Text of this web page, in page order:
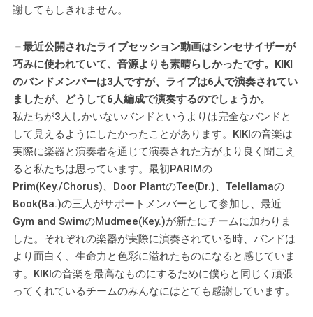
謝してもしきれません。
－最近公開されたライブセッション動画はシンセサイザーが
巧みに使われていて、音源よりも素晴らしかったです。KIKI
のバンドメンバーは3人ですが、ライブは6人で演奏されてい
ましたが、どうして6人編成で演奏するのでしょうか。
私たちが3人しかいないバンドというよりは完全なバンドと
して見えるようにしたかったことがあります。KIKIの音楽は
実際に楽器と演奏者を通じて演奏された方がより良く聞こえ
ると私たちは思っています。最初PARIMの
Prim(Key./Chorus)、Door PlantのTee(Dr.)、Telellamaの
Book(Ba.)の三人がサポートメンバーとして参加し、最近
Gym and SwimのMudmee(Key.)が新たにチームに加わりま
した。それぞれの楽器が実際に演奏されている時、バンドは
より面白く、生命力と色彩に溢れたものになると感じていま
す。KIKIの音楽を最高なものにするために僕らと同じく頑張
ってくれているチームのみんなにはとても感謝しています。